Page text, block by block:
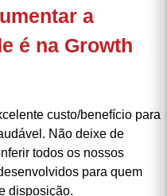
a
é na Growth
custo/benefício para
Não deixe de
todos os nossos